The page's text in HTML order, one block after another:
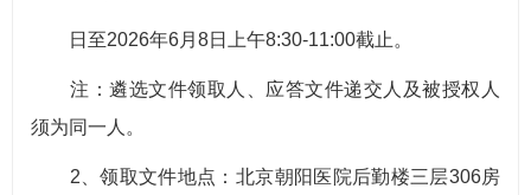
日至2026年6月8日上午8:30-11:00截止。
注：遴选文件领取人、应答文件递交人及被授权人
须为同一人。
2、领取文件地点：北京朝阳医院后勤楼三层306房